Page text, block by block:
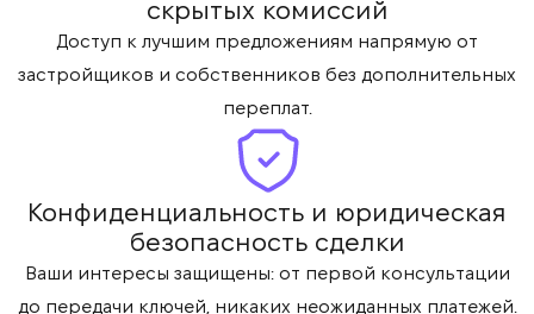
скрытых комиссий
Доступ к лучшим предложениям напрямую от
застройщиков и собственников без дополнительных
переплат.
Конфиденциальность и юридическая
безопасность сделки
Ваши интересы защищены: от первой консультации
до передачи ключей, никаких неожиданных платежей.